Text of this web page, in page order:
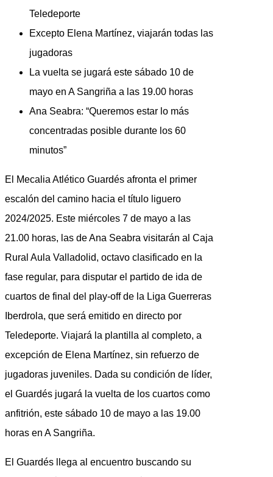
Teledeporte
Excepto Elena Martínez, viajarán todas las
jugadoras
La vuelta se jugará este sábado 10 de
mayo en A Sangriña a las 19.00 horas
Ana Seabra: “Queremos estar lo más
concentradas posible durante los 60
minutos”
El Mecalia Atlético Guardés afronta el primer
escalón del camino hacia el título liguero
2024/2025. Este miércoles 7 de mayo a las
21.00 horas, las de Ana Seabra visitarán al Caja
Rural Aula Valladolid, octavo clasificado en la
fase regular, para disputar el partido de ida de
cuartos de final del play-off de la Liga Guerreras
Iberdrola, que será emitido en directo por
Teledeporte. Viajará la plantilla al completo, a
excepción de Elena Martínez, sin refuerzo de
jugadoras juveniles. Dada su condición de líder,
el Guardés jugará la vuelta de los cuartos como
anfitrión, este sábado 10 de mayo a las 19.00
horas en A Sangriña.
El Guardés llega al encuentro buscando su